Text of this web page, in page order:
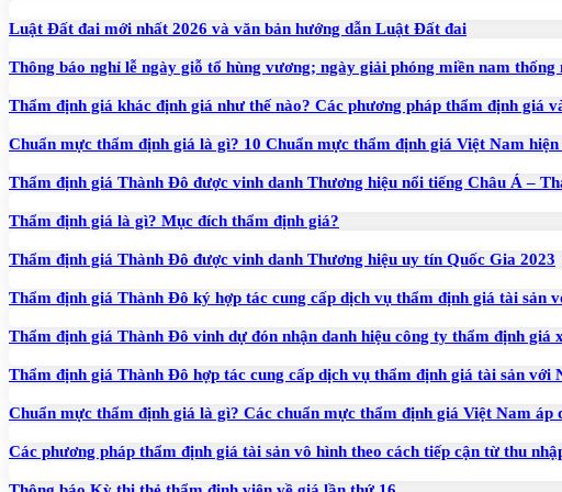
Luật Đất đai mới nhất 2026 và văn bản hướng dẫn Luật Đất đai
Thông báo nghỉ lễ ngày giỗ tổ hùng vương; ngày giải phóng miền nam
Thẩm định giá khác định giá như thế nào? Các phương pháp thẩm định giá
Chuẩn mực thẩm định giá là gì? 10 Chuẩn mực thẩm định giá Việt Nam hiện
Thẩm định giá Thành Đô được vinh danh Thương hiệu nổi tiếng Châu Á –
Thẩm định giá là gì? Mục đích thẩm định giá?
Thẩm định giá Thành Đô được vinh danh Thương hiệu uy tín Quốc Gia 2023
Thẩm định giá Thành Đô ký hợp tác cung cấp dịch vụ thẩm định giá tài sản
Thẩm định giá Thành Đô vinh dự đón nhận danh hiệu công ty thẩm định
Thẩm định giá Thành Đô hợp tác cung cấp dịch vụ thẩm định giá tài sản với
Chuẩn mực thẩm định giá là gì? Các chuẩn mực thẩm định giá Việt Nam áp
Các phương pháp thẩm định giá tài sản vô hình theo cách tiếp cận từ thu